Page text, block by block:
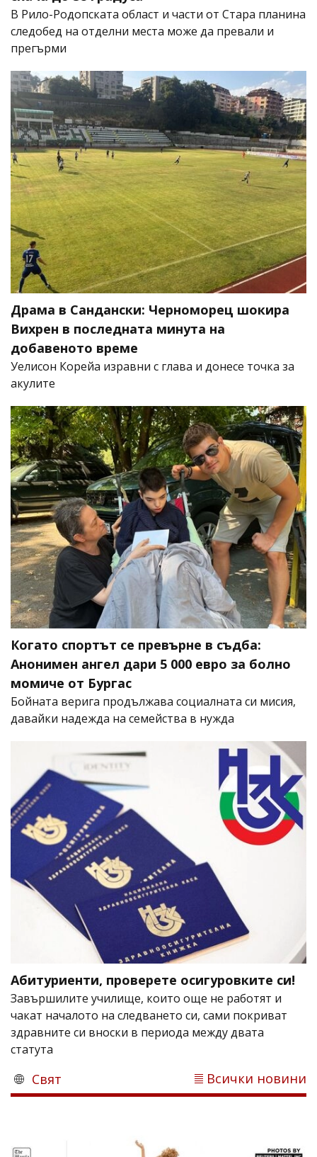
В Рило-Родопската област и части от Стара планина
следобед на отделни места може да превали и
прегърми
Драма в Сандански: Черноморец шокира
Вихрен в последната минута на
добавеното време
Уелисон Корейа изравни с глава и донесе точка за
акулите
Когато спортът се превърне в съдба:
Анонимен ангел дари 5 000 евро за болно
момиче от Бургас
Бойната верига продължава социалната си мисия,
давайки надежда на семейства в нужда
Абитуриенти, проверете осигуровките си!
Завършилите училище, които още не работят и
чакат началото на следването си, сами покриват
здравните си вноски в периода между двата
статута
Свят Всички новини